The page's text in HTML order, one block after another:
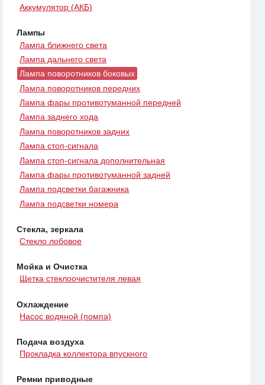
Аккумулятор (АКБ)
Лампы
Лампа ближнего света
Лампа дальнего света
Лампа поворотников боковых
Лампа поворотников передних
Лампа фары противотуманной передней
Лампа заднего хода
Лампа поворотников задних
Лампа стоп-сигнала
Лампа стоп-сигнала дополнительная
Лампа фары противотуманной задней
Лампа подсветки багажника
Лампа подсветки номера
Стекла, зеркала
Стекло лобовое
Мойка и Очистка
Щетка стеклоочистителя левая
Охлаждение
Насос водяной (помпа)
Подача воздуха
Прокладка коллектора впускного
Ремни приводные